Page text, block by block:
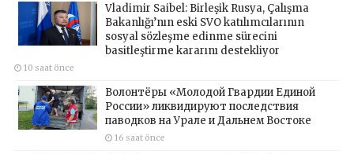
Vladimir Saibel: Birleşik Rusya, Çalışma
Bakanlığı’nın eski SVO katılımcılarının
sosyal sözleşme edinme sürecini
basitleştirme kararını destekliyor
10 saat önce
Волонтёры «Молодой Гвардии Единой
России» ликвидируют последствия
паводков на Урале и Дальнем Востоке
16 saat önce